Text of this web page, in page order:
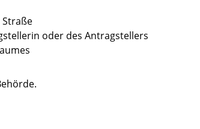
oder des Antragstellers